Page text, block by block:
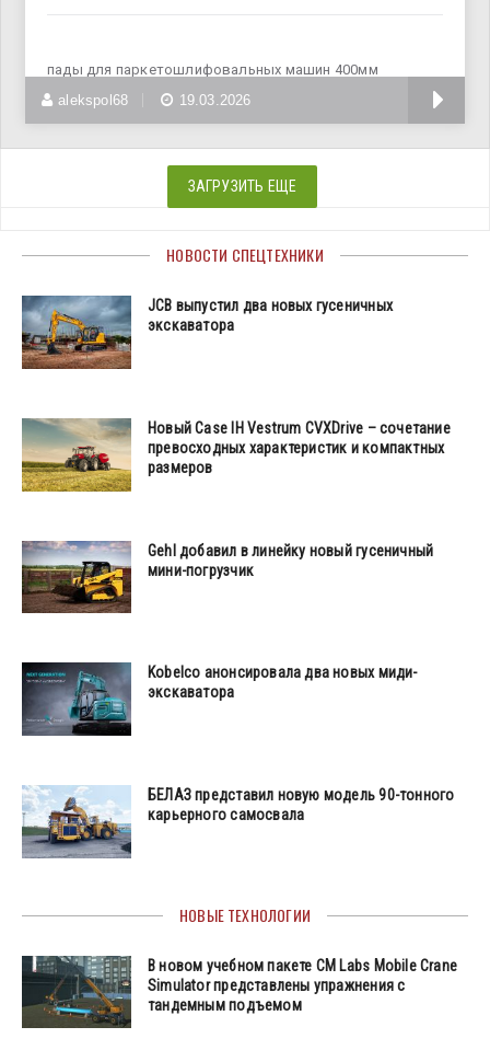
пады для паркетошлифовальных машин 400мм
(Германия) пады для натирки и
alekspol68 19.03.2026
ЗАГРУЗИТЬ ЕЩЕ
НОВОСТИ СПЕЦТЕХНИКИ
JCB выпустил два новых гусеничных
экскаватора
Новый Case IH Vestrum CVXDrive – сочетание
превосходных характеристик и компактных
размеров
Gehl добавил в линейку новый гусеничный
мини-погрузчик
Kobelco анонсировала два новых миди-
экскаватора
БЕЛАЗ представил новую модель 90-тонного
карьерного самосвала
НОВЫЕ ТЕХНОЛОГИИ
В новом учебном пакете CM Labs Mobile Crane
Simulator представлены упражнения с
тандемным подъемом